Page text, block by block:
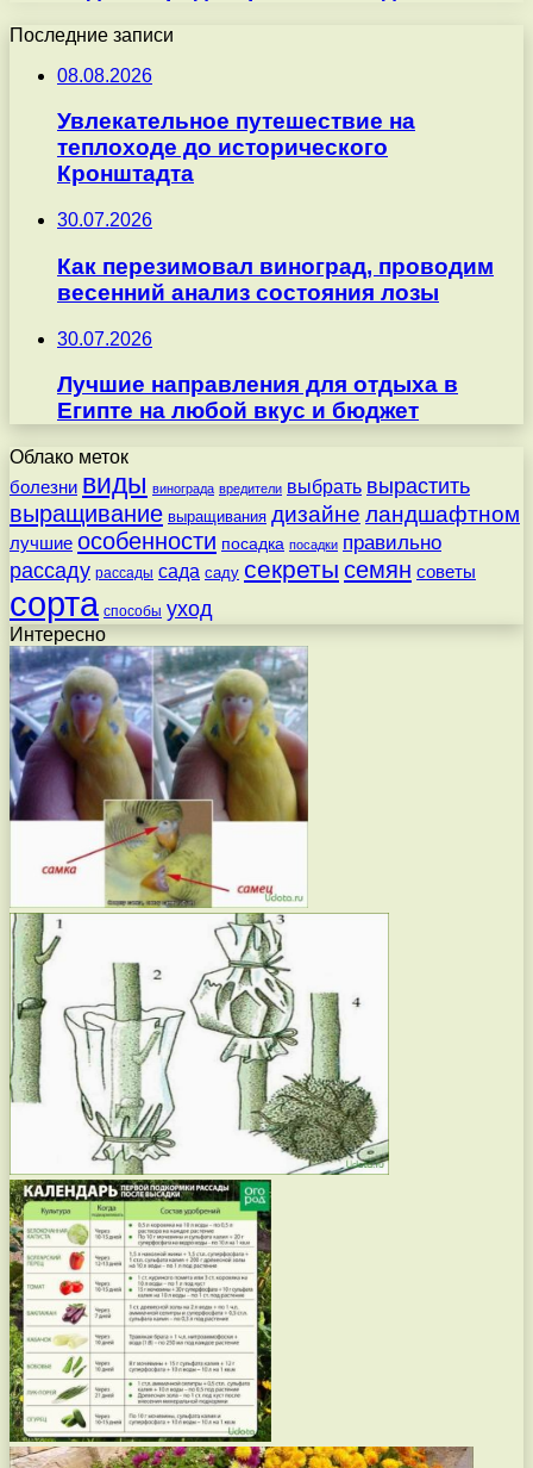
Последние записи
08.08.2026
Увлекательное путешествие на
теплоходе до исторического
Кронштадта
30.07.2026
Как перезимовал виноград, проводим
весенний анализ состояния лозы
30.07.2026
Лучшие направления для отдыха в
Египте на любой вкус и бюджет
Облако меток
болезни виды винограда вредители выбрать вырастить
выращивание выращивания дизайне ландшафтном
лучшие особенности посадка посадки правильно
рассаду рассады сада саду секреты семян советы
сорта способы уход
Интересно